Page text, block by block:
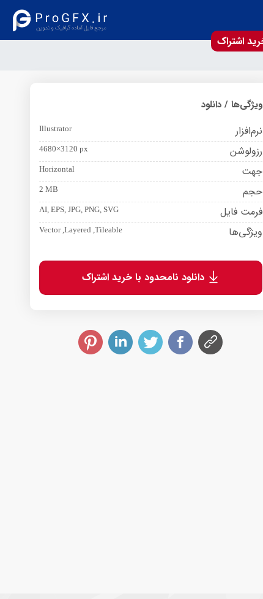
اشتراک
ویژگی‌ها / دانلود
نرم‌افزار Illustrator
رزولوشن 4680×3120 px
جهت Horizontal
حجم 2 MB
فرمت فایل AI, EPS, JPG, PNG, SVG
ویژگی‌ها Vector ,Layered ,Tileable
دانلود نامحدود با خرید اشتراک